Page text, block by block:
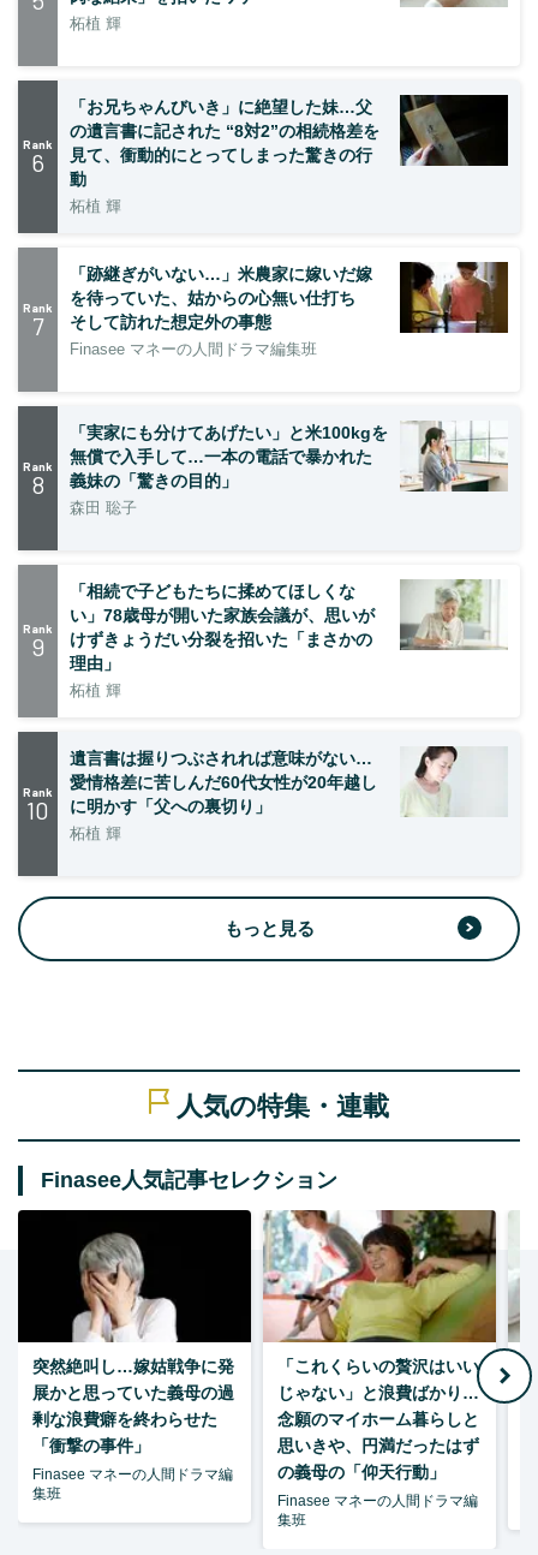
柘植 輝
Rank
6
「お兄ちゃんびいき」に絶望した妹…父
の遺言書に記された “8対2”の相続格差を
見て、衝動的にとってしまった驚きの行
動
柘植 輝
Rank
7
「跡継ぎがいない…」米農家に嫁いだ嫁
を待っていた、姑からの心無い仕打ち
そして訪れた想定外の事態
Finasee マネーの人間ドラマ編集班
Rank
8
「実家にも分けてあげたい」と米100kgを
無償で入手して…一本の電話で暴かれた
義妹の「驚きの目的」
森田 聡子
Rank
9
「相続で子どもたちに揉めてほしくな
い」78歳母が開いた家族会議が、思いが
けずきょうだい分裂を招いた「まさかの
理由」
柘植 輝
Rank
10
遺言書は握りつぶされれば意味がない…
愛情格差に苦しんだ60代女性が20年越し
に明かす「父への裏切り」
柘植 輝
もっと見る
人気の特集・連載
Finasee人気記事セレクション
突然絶叫し…嫁姑戦争に発
展かと思っていた義母の過
剰な浪費癖を終わらせた
「衝撃の事件」
Finasee マネーの人間ドラマ編
集班
「これくらいの贅沢はいい
じゃない」と浪費ばかり…
念願のマイホーム暮らしと
思いきや、円満だったはず
の義母の「仰天行動」
Finasee マネーの人間ドラマ編
集班